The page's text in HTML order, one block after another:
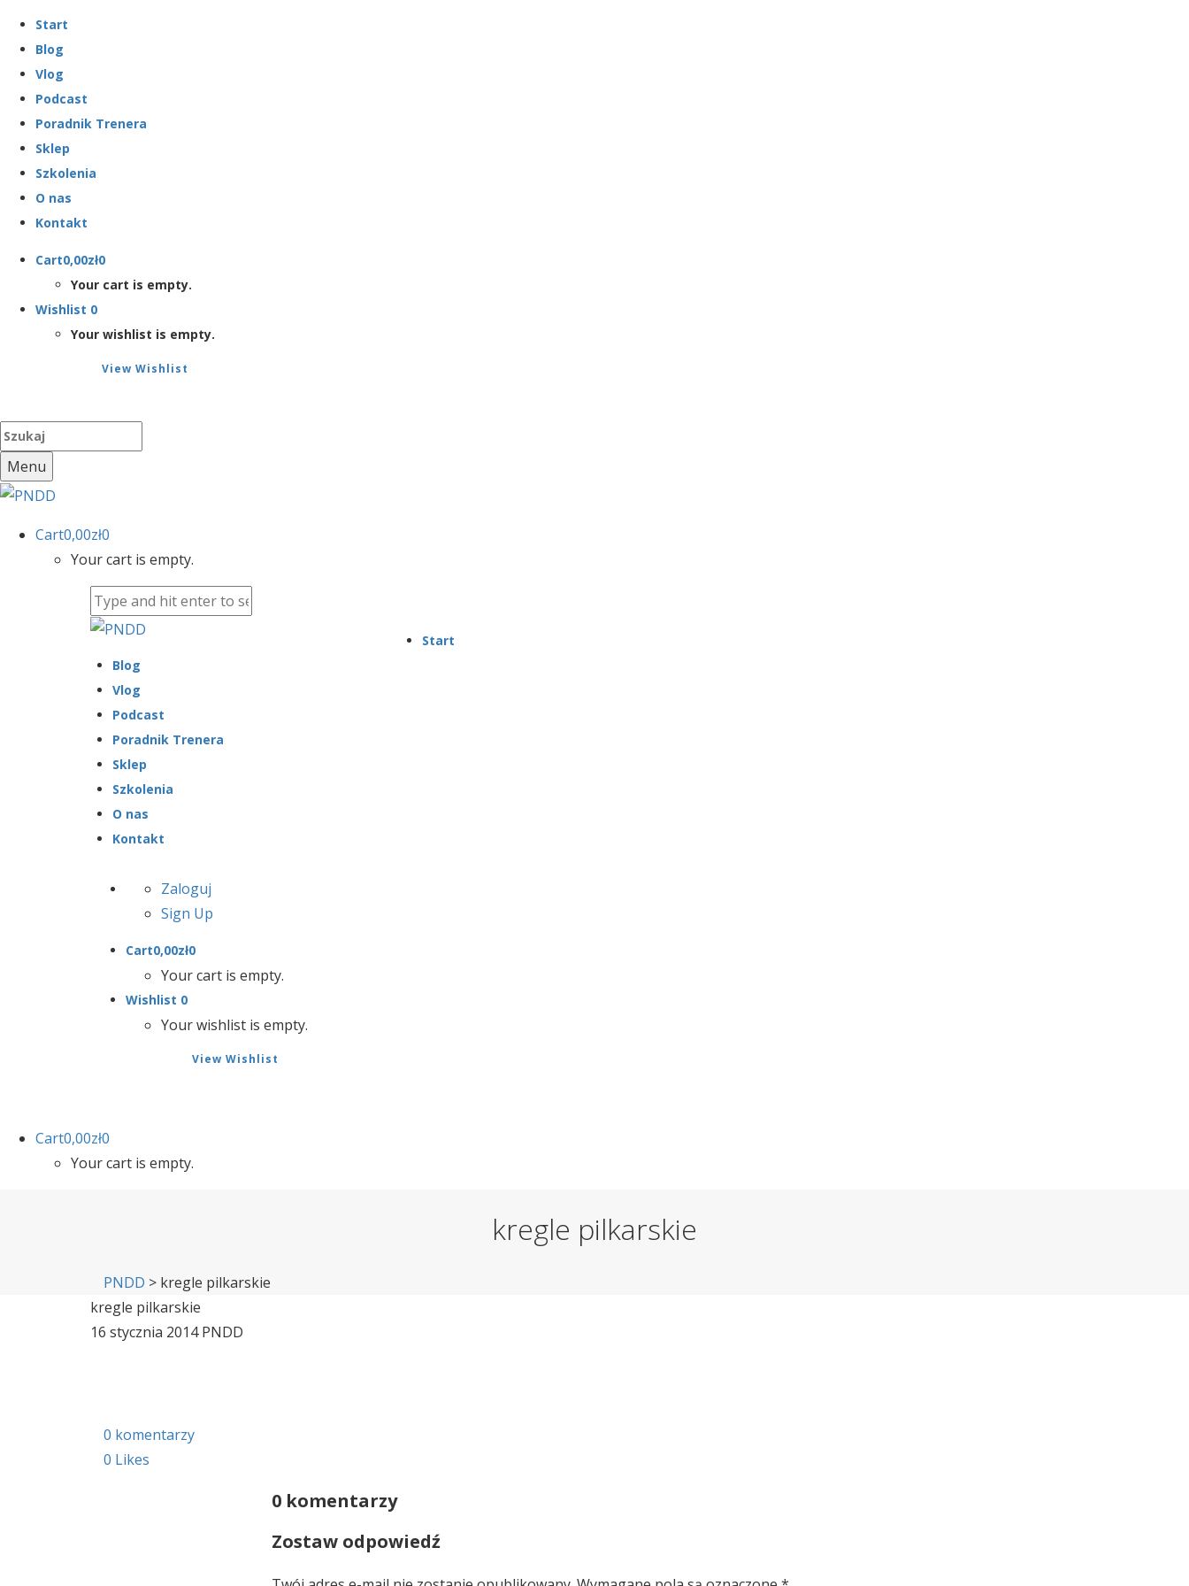
Start
Blog
Vlog
Podcast
Poradnik Trenera
Sklep
Szkolenia
O nas
Kontakt
Cart0,00zł0
Your cart is empty.
Wishlist 0
Your wishlist is empty.
View Wishlist
Menu
Cart0,00zł0
Your cart is empty.
Start
Blog
Vlog
Podcast
Poradnik Trenera
Sklep
Szkolenia
O nas
Kontakt
Zaloguj
Sign Up
Cart0,00zł0
Your cart is empty.
Wishlist 0
Your wishlist is empty.
View Wishlist
Cart0,00zł0
Your cart is empty.
kregle pilkarskie
PNDD > kregle pilkarskie
kregle pilkarskie
16 stycznia 2014 PNDD
0 komentarzy
0 Likes
0 komentarzy
Zostaw odpowiedź